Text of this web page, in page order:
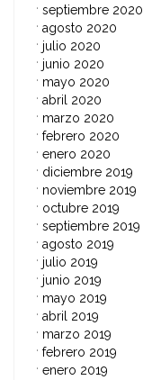
septiembre 2020
agosto 2020
julio 2020
junio 2020
mayo 2020
abril 2020
marzo 2020
febrero 2020
enero 2020
diciembre 2019
noviembre 2019
octubre 2019
septiembre 2019
agosto 2019
julio 2019
junio 2019
mayo 2019
abril 2019
marzo 2019
febrero 2019
enero 2019